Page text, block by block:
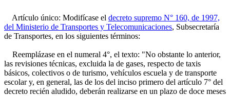
Artículo único: Modifícase el decreto supremo N° 160, de 1997,
del Ministerio de Transportes y Telecomunicaciones, Subsecretaría
de Transportes, en los siguientes términos:
Reemplázase en el numeral 4°, el texto: "No obstante lo anterior,
las revisiones técnicas, excluida la de gases, respecto de taxis
básicos, colectivos o de turismo, vehículos escuela y de transporte
escolar y, en general, las de los del inciso primero del artículo 7° del
decreto recién aludido, deberán realizarse en un plazo de doce meses